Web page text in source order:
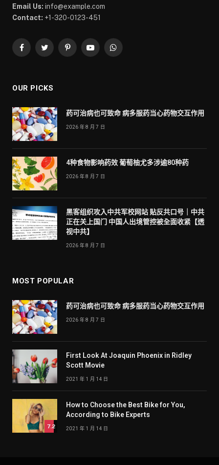
Email Us: info@example.com
Contact: +1-320-0123-451
FacebookTwitterPinterestYouTubeWhatsApp
OUR PICKS
药可治病也可致命 病多服药当心药物交互作用
2026 年 8 月 7 日
4种食物影响药效 葡萄柚尤多涉逾80种药
2026 年 8 月 7 日
黑客组织攻入中共军校网站 贴反共口号｜中共
正在关上国门 中国人出境管控被全面收紧【透
视中共】
2026 年 8 月 7 日
MOST POPULAR
药可治病也可致命 病多服药当心药物交互作用
2026 年 8 月 7 日
First Look At Joaquin Phoenix in Ridley
Scott Movie
2021 年 1 月 14 日
7.2
How to Choose the Best Bike for You,
According to Bike Experts
2021 年 1 月 14 日